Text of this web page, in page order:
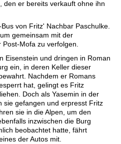
den er bereits verkauft ohne ihn
von Fritz' Nachbar Paschulke.
gemeinsam mit der
Post-Mofa zu verfolgen.
Eisenstein und dringen in Roman
ein, in deren Keller dieser
Nachdem er Romans
hat, gelingt es Fritz
Doch als Yasemin in der
sie gefangen und erpresst Fritz
sie in die Alpen, um den
inzwischen die Burg
beobachtet hatte, fährt
der Autos mit.